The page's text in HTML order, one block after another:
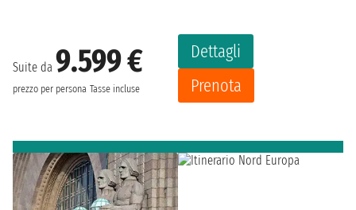
Suite da 9.599 €
prezzo per persona Tasse incluse
Dettagli
Prenota